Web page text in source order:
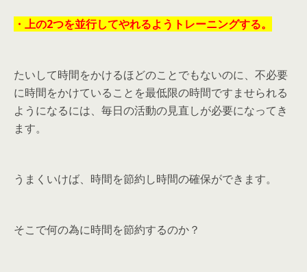
・上の2つを並行してやれるようトレーニングする。
たいして時間をかけるほどのことでもないのに、不必要
に時間をかけていることを最低限の時間ですませられる
ようになるには、毎日の活動の見直しが必要になってき
ます。
うまくいけば、時間を節約し時間の確保ができます。
そこで何の為に時間を節約するのか？